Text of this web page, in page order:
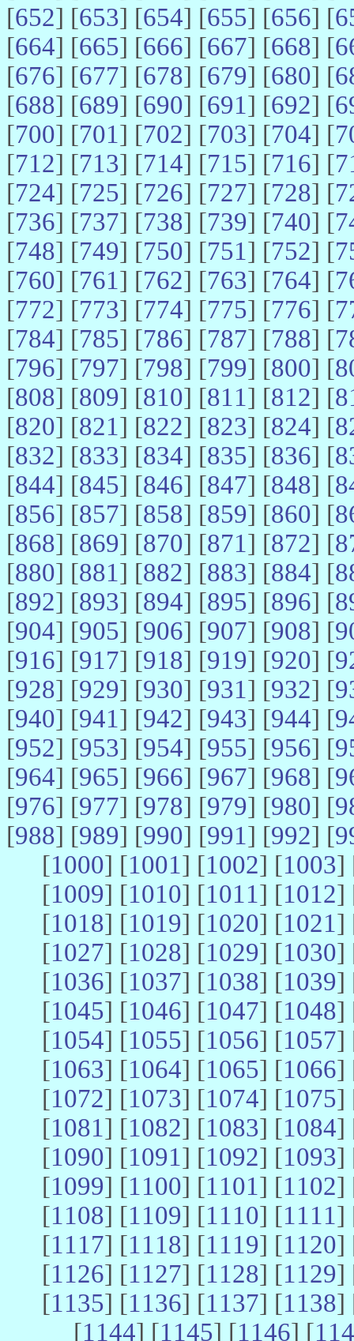
[652] [653] [654] [655] [656] [
[664] [665] [666] [667] [668] [
[676] [677] [678] [679] [680] [
[688] [689] [690] [691] [692] [
[700] [701] [702] [703] [704] [
[712] [713] [714] [715] [716] [
[724] [725] [726] [727] [728] [
[736] [737] [738] [739] [740] [
[748] [749] [750] [751] [752] [
[760] [761] [762] [763] [764] [
[772] [773] [774] [775] [776] [
[784] [785] [786] [787] [788] [
[796] [797] [798] [799] [800] [
[808] [809] [810] [811] [812] [
[820] [821] [822] [823] [824] [
[832] [833] [834] [835] [836] [
[844] [845] [846] [847] [848] [
[856] [857] [858] [859] [860] [
[868] [869] [870] [871] [872] [
[880] [881] [882] [883] [884] [
[892] [893] [894] [895] [896] [
[904] [905] [906] [907] [908] [
[916] [917] [918] [919] [920] [
[928] [929] [930] [931] [932] [
[940] [941] [942] [943] [944] [
[952] [953] [954] [955] [956] [
[964] [965] [966] [967] [968] [
[976] [977] [978] [979] [980] [
[988] [989] [990] [991] [992] [
[1000] [1001] [1002] [1003]
[1009] [1010] [1011] [1012]
[1018] [1019] [1020] [1021]
[1027] [1028] [1029] [1030]
[1036] [1037] [1038] [1039]
[1045] [1046] [1047] [1048]
[1054] [1055] [1056] [1057]
[1063] [1064] [1065] [1066]
[1072] [1073] [1074] [1075]
[1081] [1082] [1083] [1084]
[1090] [1091] [1092] [1093]
[1099] [1100] [1101] [1102]
[1108] [1109] [1110] [1111]
[1117] [1118] [1119] [1120]
[1126] [1127] [1128] [1129]
[1135] [1136] [1137] [1138]
[1144] [1145] [1146] [